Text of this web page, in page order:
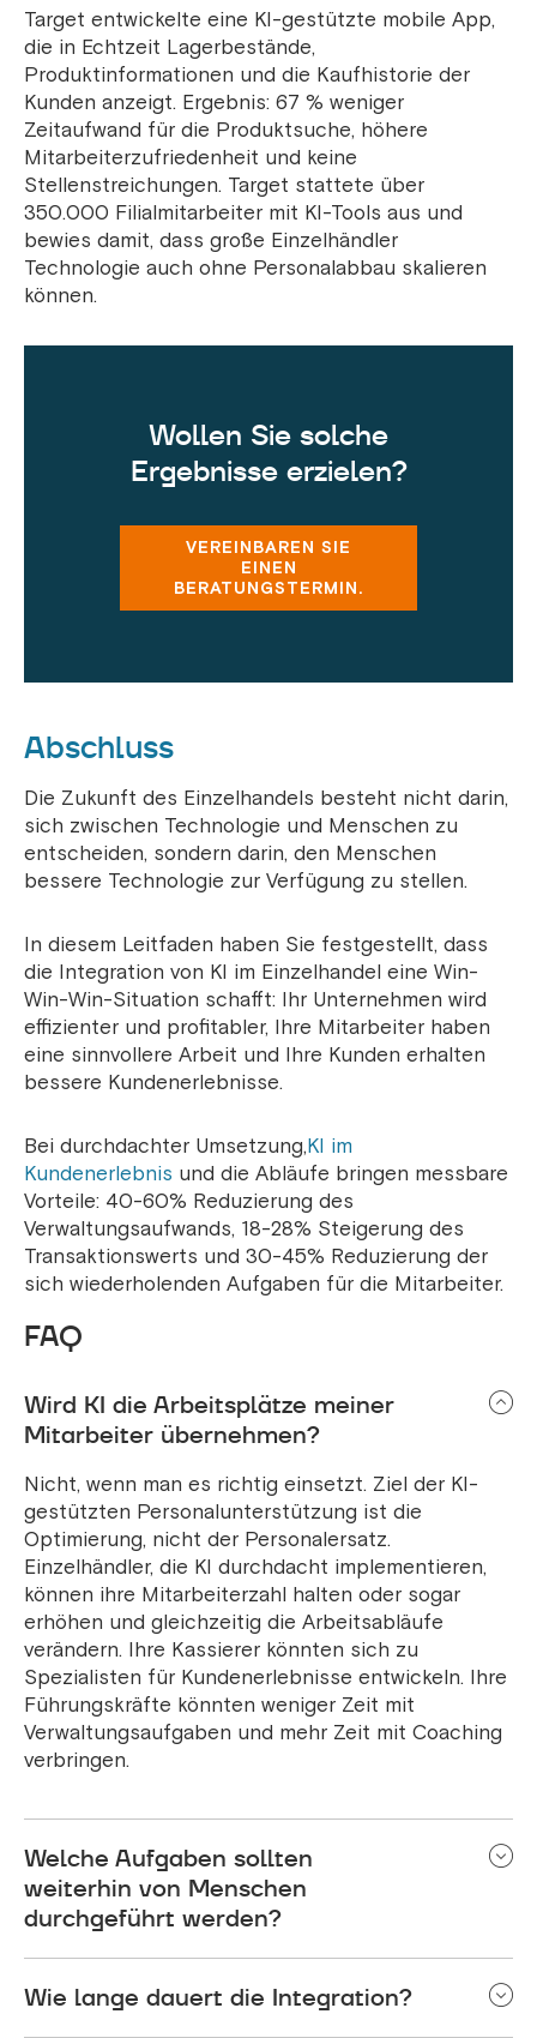
Target entwickelte eine KI-gestützte mobile App,
die in Echtzeit Lagerbestände,
Produktinformationen und die Kaufhistorie der
Kunden anzeigt. Ergebnis: 67 % weniger
Zeitaufwand für die Produktsuche, höhere
Mitarbeiterzufriedenheit und keine
Stellenstreichungen. Target stattete über
350.000 Filialmitarbeiter mit KI-Tools aus und
bewies damit, dass große Einzelhändler
Technologie auch ohne Personalabbau skalieren
können.
Wollen Sie solche
Ergebnisse erzielen?
VEREINBAREN SIE
EINEN
BERATUNGSTERMIN.
Abschluss
Die Zukunft des Einzelhandels besteht nicht darin,
sich zwischen Technologie und Menschen zu
entscheiden, sondern darin, den Menschen
bessere Technologie zur Verfügung zu stellen.
In diesem Leitfaden haben Sie festgestellt, dass
die Integration von KI im Einzelhandel eine Win-
Win-Win-Situation schafft: Ihr Unternehmen wird
effizienter und profitabler, Ihre Mitarbeiter haben
eine sinnvollere Arbeit und Ihre Kunden erhalten
bessere Kundenerlebnisse.
Bei durchdachter Umsetzung,KI im
Kundenerlebnis und die Abläufe bringen messbare
Vorteile: 40-60% Reduzierung des
Verwaltungsaufwands, 18-28% Steigerung des
Transaktionswerts und 30-45% Reduzierung der
sich wiederholenden Aufgaben für die Mitarbeiter.
FAQ
Wird KI die Arbeitsplätze meiner
Mitarbeiter übernehmen?
Nicht, wenn man es richtig einsetzt. Ziel der KI-
gestützten Personalunterstützung ist die
Optimierung, nicht der Personalersatz.
Einzelhändler, die KI durchdacht implementieren,
können ihre Mitarbeiterzahl halten oder sogar
erhöhen und gleichzeitig die Arbeitsabläufe
verändern. Ihre Kassierer könnten sich zu
Spezialisten für Kundenerlebnisse entwickeln. Ihre
Führungskräfte könnten weniger Zeit mit
Verwaltungsaufgaben und mehr Zeit mit Coaching
verbringen.
Welche Aufgaben sollten
weiterhin von Menschen
durchgeführt werden?
Problemlösungen, emotionale Kundensituationen,
Wie lange dauert die Integration?